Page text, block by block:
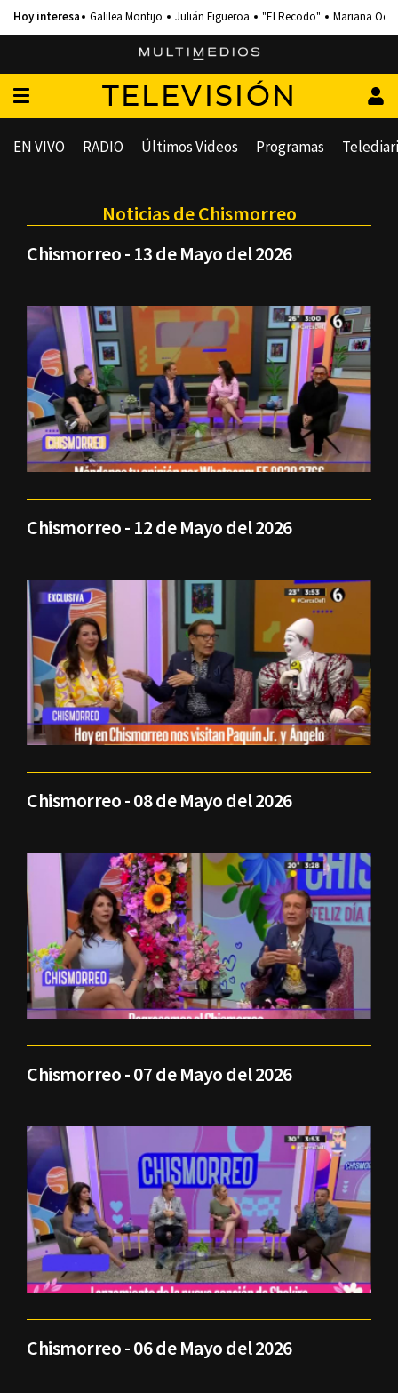
Galilea Montijo Julián Figueroa "El Recodo" Mariana
TELEVISIÓN
EN VIVO RADIO Últimos Videos Programas
Noticias de Chismorreo
Chismorreo - 13 de Mayo del 2026
Chismorreo - 12 de Mayo del 2026
Chismorreo - 08 de Mayo del 2026
Chismorreo - 07 de Mayo del 2026
Chismorreo - 06 de Mayo del 2026